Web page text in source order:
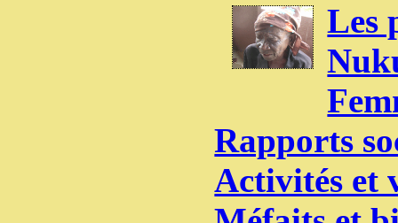
Les
Rapports
Activités et